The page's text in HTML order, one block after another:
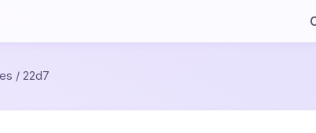
/ 22d7